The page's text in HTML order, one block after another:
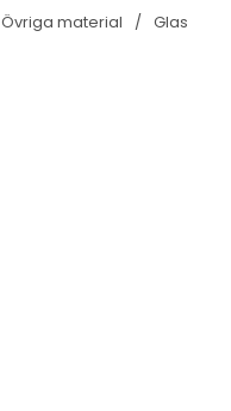
Övriga material Glas